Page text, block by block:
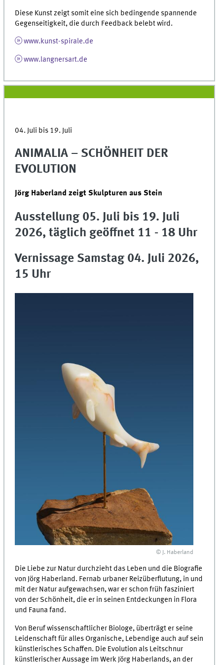
Diese Kunst zeigt somit eine sich bedingende spannende
Gegenseitigkeit, die durch Feedback belebt wird.
www.kunst-spirale.de
www.langnersart.de
04. Juli bis 19. Juli
ANIMALIA – SCHÖNHEIT DER
EVOLUTION
Jörg Haberland zeigt Skulpturen aus Stein
Ausstellung 05. Juli bis 19. Juli
2026, täglich geöffnet 11 - 18 Uhr
Vernissage Samstag 04. Juli 2026,
15 Uhr
© J. Haberland
Die Liebe zur Natur durchzieht das Leben und die Biografie
von Jörg Haberland. Fernab urbaner Reizüberflutung, in und
mit der Natur aufgewachsen, war er schon früh fasziniert
von der Schönheit, die er in seinen Entdeckungen in Flora
und Fauna fand.
Von Beruf wissenschaftlicher Biologe, überträgt er seine
Leidenschaft für alles Organische, Lebendige auch auf sein
künstlerisches Schaffen. Die Evolution als Leitschnur
künstlerischer Aussage im Werk Jörg Haberlands, an der